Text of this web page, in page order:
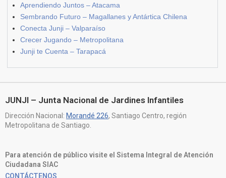
Aprendiendo Juntos – Atacama
Sembrando Futuro – Magallanes y Antártica Chilena
Conecta Junji – Valparaíso
Crecer Jugando – Metropolitana
Junji te Cuenta – Tarapacá
JUNJI – Junta Nacional de Jardines Infantiles
Dirección Nacional: Morandé 226, Santiago Centro, región
Metropolitana de Santiago.
Para atención de público visite el Sistema Integral de Atención
Ciudadana SIAC
CONTÁCTENOS